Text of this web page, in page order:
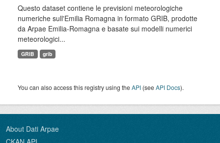
Questo dataset contiene le previsioni meteorologiche
numeriche sull'Emilia Romagna in formato GRIB, prodotte
da Arpae Emilia-Romagna e basate sui modelli numerici
meteorologici...
GRIB grib
You can also access this registry using theAPI (seeAPI Docs).
About Dati Arpae